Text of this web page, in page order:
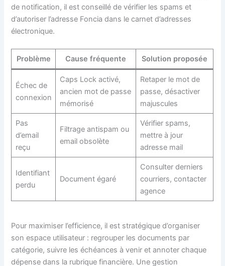
de notification, il est conseillé de vérifier les spams et
d’autoriser l’adresse Foncia dans le carnet d’adresses
électronique.
Problème Cause fréquente Solution proposée
Échec de
connexion
Caps Lock activé,
ancien mot de passe
mémorisé
Retaper le mot de
passe, désactiver
majuscules
Pas
d’email
reçu
Filtrage antispam ou
email obsolète
Vérifier spams,
mettre à jour
adresse mail
Identifiant
perdu
Document égaré
Consulter derniers
courriers, contacter
agence
Pour maximiser l’efficience, il est stratégique d’organiser
son espace utilisateur : regrouper les documents par
catégorie, suivre les échéances à venir et annoter chaque
dépense dans la rubrique financière. Une gestion